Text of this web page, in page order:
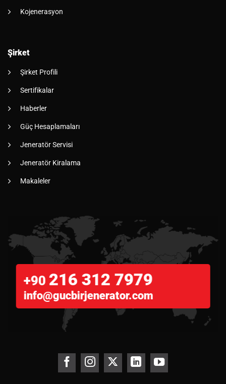
Kojenerasyon
Şirket
Şirket Profili
Sertifikalar
Haberler
Güç Hesaplamaları
Jeneratör Servisi
Jeneratör Kiralama
Makaleler
+90 216 312 7979
info@gucbirjenerator.com